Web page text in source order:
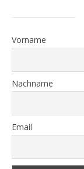
Vorname
Nachname
Email